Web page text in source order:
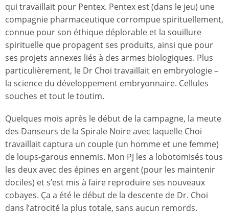
qui travaillait pour Pentex. Pentex est (dans le jeu) une
compagnie pharmaceutique corrompue spirituellement,
connue pour son éthique déplorable et la souillure
spirituelle que propagent ses produits, ainsi que pour
ses projets annexes liés à des armes biologiques. Plus
particulièrement, le Dr Choi travaillait en embryologie –
la science du développement embryonnaire. Cellules
souches et tout le toutim.
Quelques mois après le début de la campagne, la meute
des Danseurs de la Spirale Noire avec laquelle Choi
travaillait captura un couple (un homme et une femme)
de loups-garous ennemis. Mon PJ les a lobotomisés tous
les deux avec des épines en argent (pour les maintenir
dociles) et s’est mis à faire reproduire ses nouveaux
cobayes. Ça a été le début de la descente de Dr. Choi
dans l’atrocité la plus totale, sans aucun remords.